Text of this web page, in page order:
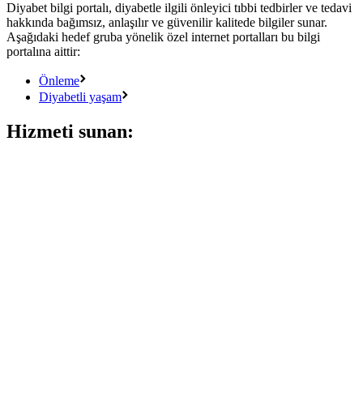
Diyabet bilgi portalı, diyabetle ilgili önleyici tıbbi tedbirler ve tedavi
hakkında bağımsız, anlaşılır ve güvenilir kalitede bilgiler sunar.
Aşağıdaki hedef gruba yönelik özel internet portalları bu bilgi
portalına aittir:
Önleme
Diyabetli yaşam
Hizmeti sunan: